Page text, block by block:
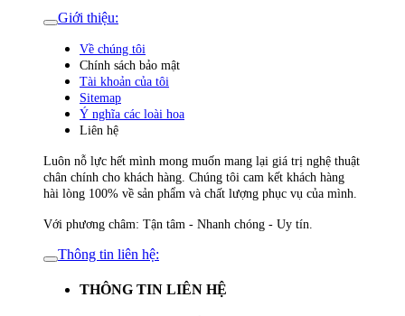
Giới thiệu:
Về chúng tôi
Chính sách bảo mật
Tài khoản của tôi
Sitemap
Ý nghĩa các loài hoa
Liên hệ
Luôn nỗ lực hết mình mong muốn mang lại giá trị nghệ thuật
chân chính cho khách hàng. Chúng tôi cam kết khách hàng
hài lòng 100% về sản phẩm và chất lượng phục vụ của mình.
Với phương châm: Tận tâm - Nhanh chóng - Uy tín.
Thông tin liên hệ:
THÔNG TIN LIÊN HỆ